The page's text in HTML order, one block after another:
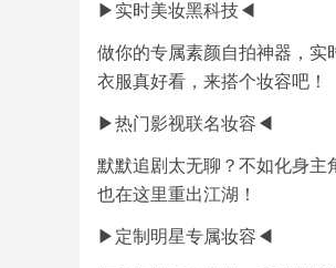
▶实时美妆黑科技◀
做你的专属素颜自拍神器，实
衣服真好看，来搭个妆容吧！
▶热门影视联名妆容◀
默默追剧太无聊？不如化身主
也在这里重出江湖！
▶定制明星专属妆容◀